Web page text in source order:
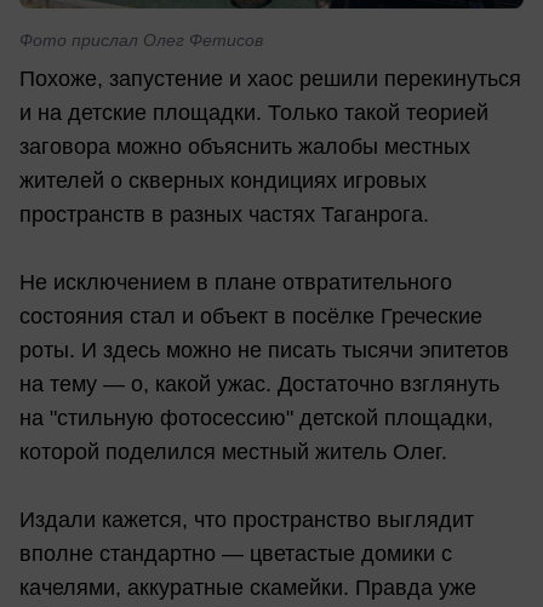
Фото прислал Олег Фетисов
Похоже, запустение и хаос решили перекинуться
и на детские площадки. Только такой теорией
заговора можно объяснить жалобы местных
жителей о скверных кондициях игровых
пространств в разных частях Таганрога.
Не исключением в плане отвратительного
состояния стал и объект в посёлке Греческие
роты. И здесь можно не писать тысячи эпитетов
на тему — о, какой ужас. Достаточно взглянуть
на "стильную фотосессию" детской площадки,
которой поделился местный житель Олег.
Издали кажется, что пространство выглядит
вполне стандартно — цветастые домики с
качелями, аккуратные скамейки. Правда уже